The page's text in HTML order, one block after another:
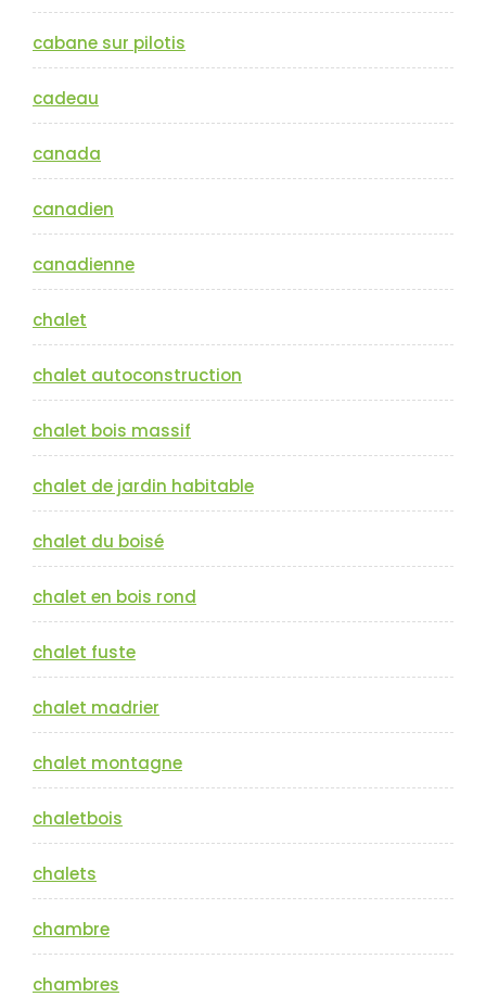
cabane sur pilotis
cadeau
canada
canadien
canadienne
chalet
chalet autoconstruction
chalet bois massif
chalet de jardin habitable
chalet du boisé
chalet en bois rond
chalet fuste
chalet madrier
chalet montagne
chaletbois
chalets
chambre
chambres